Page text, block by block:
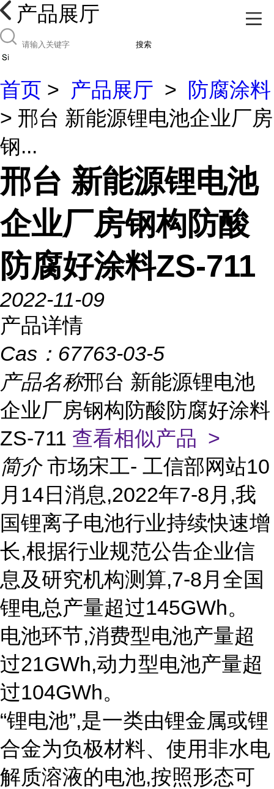
产品展厅
搜索
首页 > 产品展厅 >
防腐涂料
> 邢台 新能源锂电池企业厂房
钢...
邢台 新能源锂电池
企业厂房钢构防酸
防腐好涂料ZS-711
2022-11-09
产品详情
Cas： 67763-03-5
产品名称邢台 新能源锂电池
企业厂房钢构防酸防腐好涂料
ZS-711 查看相似产品 >
简介 市场宋工- 工信部网站10
月14日消息,2022年7-8月,我
国锂离子电池行业持续快速增
长,根据行业规范公告企业信
息及研究机构测算,7-8月全国
锂电总产量超过145GWh。
电池环节,消费型电池产量超
过21GWh,动力型电池产量超
过104GWh。
“锂电池”,是一类由锂金属或锂
合金为负极材料、使用非水电
解质溶液的电池,按照形态可